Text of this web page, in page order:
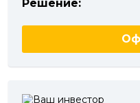
Решение: